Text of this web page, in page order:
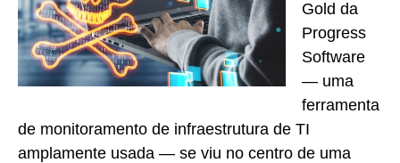
Gold da
Progress
Software
— uma
ferramenta
de monitoramento de infraestrutura de TI
amplamente usada — se viu no centro de uma